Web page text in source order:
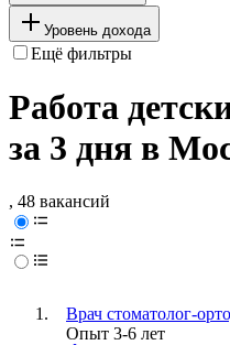
Уровень дохода
Ещё фильтры
Работа
за 3 дня в
, 48 вакансий
Врач стоматолог-
Опыт 3-6 лет